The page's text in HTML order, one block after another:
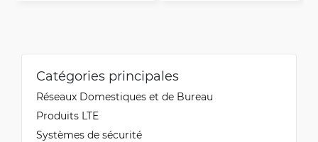
Catégories principales
Réseaux Domestiques et de Bureau
Produits LTE
Systèmes de sécurité